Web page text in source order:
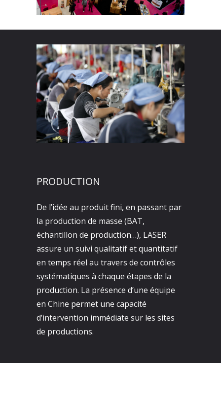
PRODUCTION
De l’idée au produit fini, en passant par
la production de masse (BAT,
échantillon de production…), LASER
assure un suivi qualitatif et quantitatif
en temps réel au travers de contrôles
systématiques à chaque étapes de la
production. La présence d’une équipe
en Chine permet une capacité
d’intervention immédiate sur les sites
de productions.